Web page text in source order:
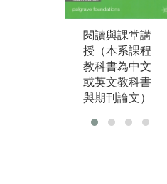
閱讀與課堂講
授（本系課程
教科書為中文
或英文教科書
與期刊論文）